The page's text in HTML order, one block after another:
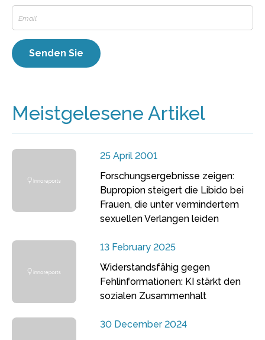
Meistgelesene Artikel
25 April 2001
Forschungsergebnisse zeigen:
Bupropion steigert die Libido bei
Frauen, die unter vermindertem
sexuellen Verlangen leiden
13 February 2025
Widerstandsfähig gegen
Fehlinformationen: KI stärkt den
sozialen Zusammenhalt
30 December 2024